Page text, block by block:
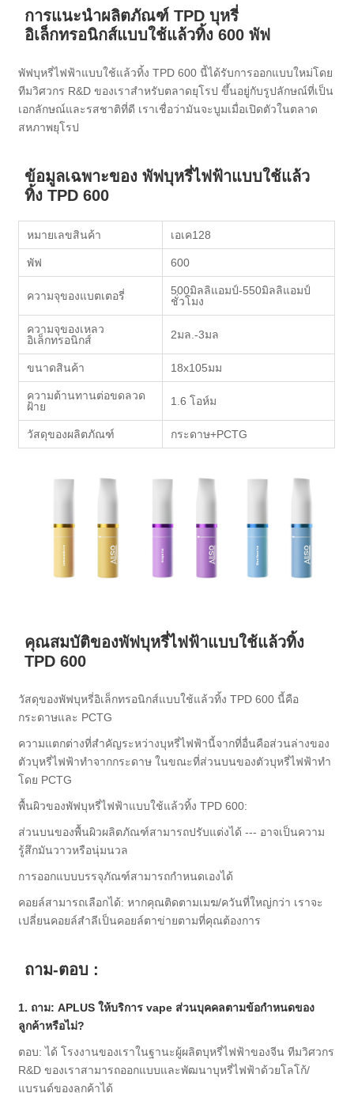
การแนะนำผลิตภัณฑ์ TPD บุหรี่
อิเล็กทรอนิกส์แบบใช้แล้วทิ้ง 600 พัฟ
พัฟบุหรี่ไฟฟ้าแบบใช้แล้วทิ้ง TPD 600 นี้ได้รับการออกแบบใหม่โดย
ทีมวิศวกร R&D ของเราสำหรับตลาดยุโรป ขึ้นอยู่กับรูปลักษณ์ที่เป็น
เอกลักษณ์และรสชาติที่ดี เราเชื่อว่ามันจะบูมเมื่อเปิดตัวในตลาด
สหภาพยุโรป
ข้อมูลเฉพาะของ พัฟบุหรี่ไฟฟ้าแบบใช้แล้ว
ทิ้ง TPD 600
หมายเลขสินค้า เอเค128
พัฟ 600
ความจุของแบตเตอรี่
500มิลลิแอมป์-550มิลลิแอมป์
ชั่วโมง
ความจุของเหลว
อิเล็กทรอนิกส์
2มล.-3มล
ขนาดสินค้า 18x105มม
ความต้านทานต่อขดลวด
ฝ้าย
1.6 โอห์ม
วัสดุของผลิตภัณฑ์ กระดาษ+PCTG
คุณสมบัติของพัฟบุหรี่ไฟฟ้าแบบใช้แล้วทิ้ง
TPD 600
วัสดุของพัฟบุหรี่อิเล็กทรอนิกส์แบบใช้แล้วทิ้ง TPD 600 นี้คือ
กระดาษและ PCTG
ความแตกต่างที่สำคัญระหว่างบุหรี่ไฟฟ้านี้จากที่อื่นคือส่วนล่างของ
ตัวบุหรี่ไฟฟ้าทำจากกระดาษ ในขณะที่ส่วนบนของตัวบุหรี่ไฟฟ้าทำ
โดย PCTG
พื้นผิวของพัฟบุหรี่ไฟฟ้าแบบใช้แล้วทิ้ง TPD 600:
ส่วนบนของพื้นผิวผลิตภัณฑ์สามารถปรับแต่งได้ --- อาจเป็นความ
รู้สึกมันวาวหรือนุ่มนวล
การออกแบบบรรจุภัณฑ์สามารถกำหนดเองได้
คอยล์สามารถเลือกได้: หากคุณติดตามเมฆ/ควันที่ใหญ่กว่า เราจะ
เปลี่ยนคอยล์สำลีเป็นคอยล์ตาข่ายตามที่คุณต้องการ
ถาม-ตอบ :
1. ถาม: APLUS ให้บริการ vape ส่วนบุคคลตามข้อกำหนดของ
ลูกค้าหรือไม่?
ตอบ: ได้ โรงงานของเราในฐานะผู้ผลิตบุหรี่ไฟฟ้าของจีน ทีมวิศวกร
R&D ของเราสามารถออกแบบและพัฒนาบุหรี่ไฟฟ้าด้วยโลโก้/
แบรนด์ของลูกค้าได้